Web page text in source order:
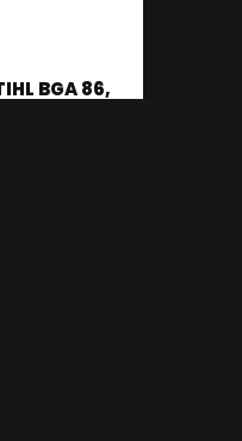
BGA 86,